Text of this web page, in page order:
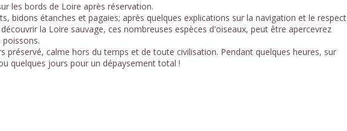
les bords de Loire après réservation.
bidons étanches et pagaies; après quelques explications sur la navigation et le respect
la Loire sauvage, ces nombreuses espèces d'oiseaux, peut être apercevrez
préservé, calme hors du temps et de toute civilisation. Pendant quelques heures, sur
quelques jours pour un dépaysement total !